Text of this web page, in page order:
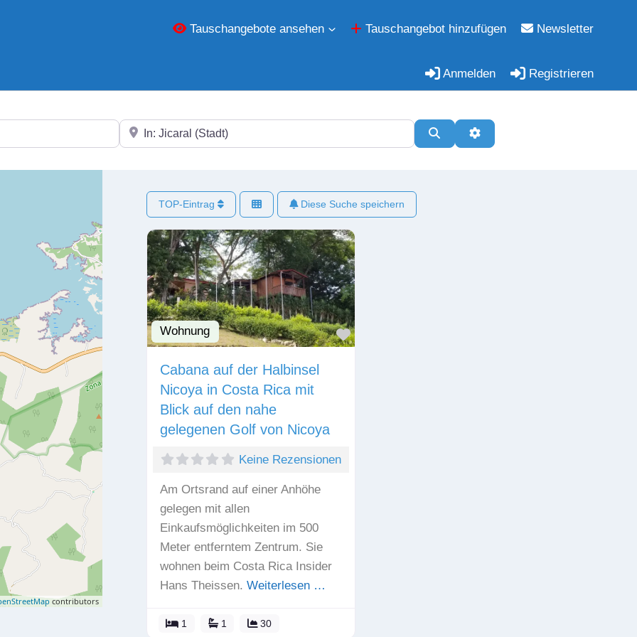
Tauschangebote ansehen Tauschangebot hinzufügen Newsletter
Anmelden Registrieren
In der Nähe SuchenErweiterte Filter
contributors
TOP-Eintrag Diese Suche speichern
Wohnung Favorit
Cabana auf der Halbinsel
Nicoya in Costa Rica mit
Blick auf den nahe
gelegenen Golf von Nicoya
Keine Rezensionen
Am Ortsrand auf einer Anhöhe
gelegen mit allen
Einkaufsmöglichkeiten im 500
Meter entferntem Zentrum. Sie
wohnen beim Costa Rica Insider
Hans Theissen. Weiterlesen …
1 1 30